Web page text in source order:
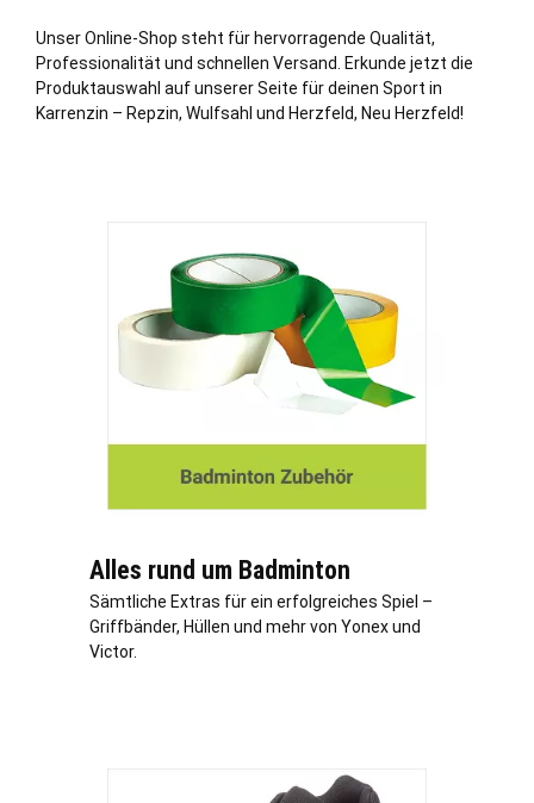
Unser Online-Shop steht für hervorragende Qualität,
Professionalität und schnellen Versand. Erkunde jetzt die
Produktauswahl auf unserer Seite für deinen Sport in
Karrenzin – Repzin, Wulfsahl und Herzfeld, Neu Herzfeld!
Alles rund um Badminton
Sämtliche Extras für ein erfolgreiches Spiel –
Griffbänder, Hüllen und mehr von Yonex und
Victor.